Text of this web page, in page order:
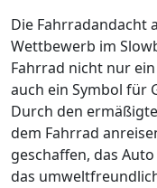
Die Fahrradandacht
Wettbewerb im
Fahrrad nicht nur
auch ein Symbol für
Durch den
dem Fahrrad
geschaffen, das
das